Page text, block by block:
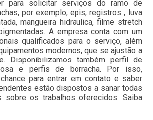
para solicitar serviços do ramo de
por exemplo, epis, registros , luva
mangueira hidraulica, filme stretch
A empresa conta com um
qualificados para o serviço, além
modernos, que se ajustão a
Disponibilizamos também perfil de
e perfis de borracha. Por isso,
para entrar em contato e saber
estão dispostos a sanar todas
sobre os trabalhos oferecidos. Saiba